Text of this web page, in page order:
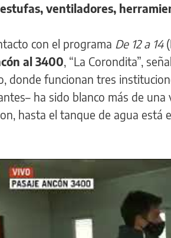
ventiladores,
con el programa De 12 a 14
al 3400 , “La Corondita”,
donde funcionan tres
ha sido blanco más de
hasta el tanque de agua está